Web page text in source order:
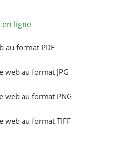
ligne
au format PDF
web au format JPG
web au format PNG
web au format TIFF